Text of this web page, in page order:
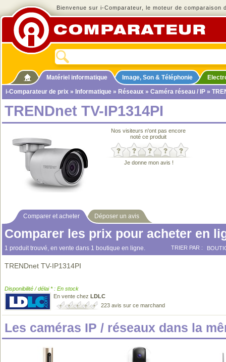
Bienvenue sur i-Comparateur, le moteur de comparaison
Matériel informatique Image, Son & Téléphonie
i-Comparateur de prix » Informatique » Réseaux » Caméra réseau / IP »
TRENDnet TV-IP1314PI
Nos visiteurs n'ont pas encore
noté ce produit
Je donne mon avis !
Comparer et acheter Déposer un avis
Comparer les prix pour acheter en
1 produit trouvé, en vente dans 1 boutique en ligne. TRIER PAR :
TRENDnet TV-IP1314PI
Disponibilité / délai * : En stock
En vente chez LDLC
223 avis sur ce marchand
Les caméras IP / réseaux dans la